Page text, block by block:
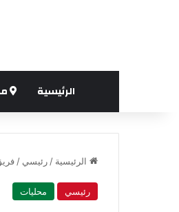
الرئيسية
الرئيسية / رئيسي /
رئيسي محليات